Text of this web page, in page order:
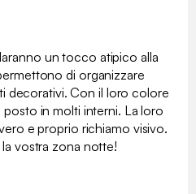
un tocco atipico alla
di organizzare
decorativi. Con il loro colore
in molti interni. La loro
e proprio richiamo visivo.
vostra zona notte!